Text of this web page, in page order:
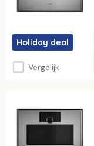
Holiday deal
Vergelijk